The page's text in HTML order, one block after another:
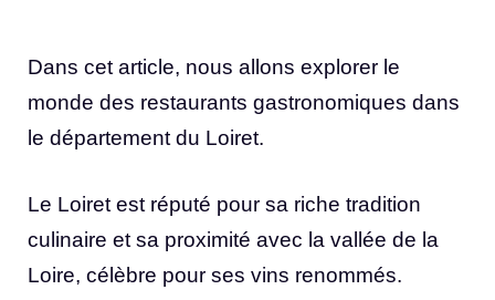
Dans cet article, nous allons explorer le
monde des restaurants gastronomiques dans
le département du Loiret.
Le Loiret est réputé pour sa riche tradition
culinaire et sa proximité avec la vallée de la
Loire, célèbre pour ses vins renommés.